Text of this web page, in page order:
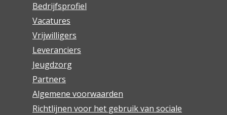
Bedrijfsprofiel
Vacatures
Vrijwilligers
Leveranciers
Jeugdzorg
Partners
Algemene voorwaarden
Richtlijnen voor het gebruik van sociale